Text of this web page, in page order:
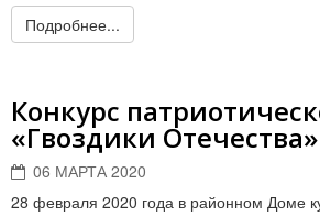
Подробнее...
Конкурс
«Гвоздики Отечества»
06 МАРТА 2020
28 февраля 2020 года в районном Доме